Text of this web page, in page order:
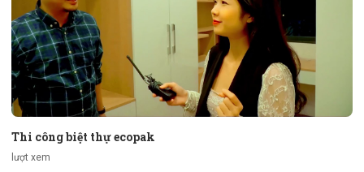
Thi công biệt thự ecopak
lượt xem